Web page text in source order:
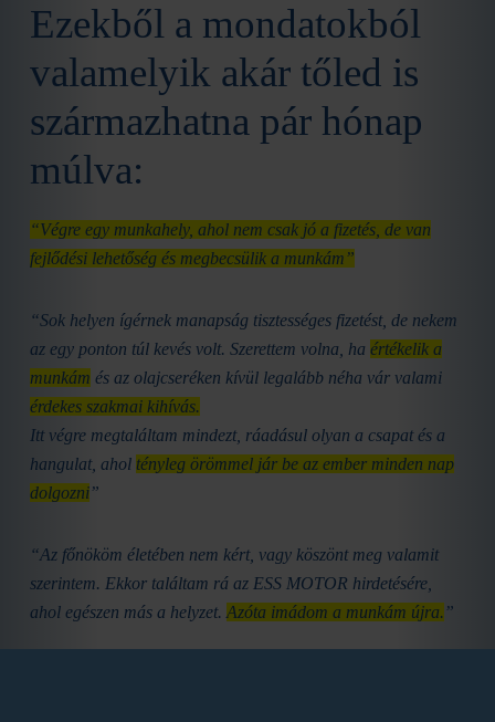
Ezekből a mondatokból
valamelyik akár tőled is
származhatna pár hónap
múlva:
“Végre egy munkahely, ahol nem csak jó a fizetés, de van
fejlődési lehetőség és megbecsülik a munkám”
“Sok helyen ígérnek manapság tisztességes fizetést, de nekem
az egy ponton túl kevés volt. Szerettem volna, ha értékelik a
munkám és az olajcseréken kívül legalább néha vár valami
érdekes szakmai kihívás.
Itt végre megtaláltam mindezt, ráadásul olyan a csapat és a
hangulat, ahol tényleg örömmel jár be az ember minden nap
dolgozni”
“Az főnököm életében nem kért, vagy köszönt meg valamit
szerintem. Ekkor találtam rá az ESS MOTOR hirdetésére,
ahol egészen más a helyzet. Azóta imádom a munkám újra. ”